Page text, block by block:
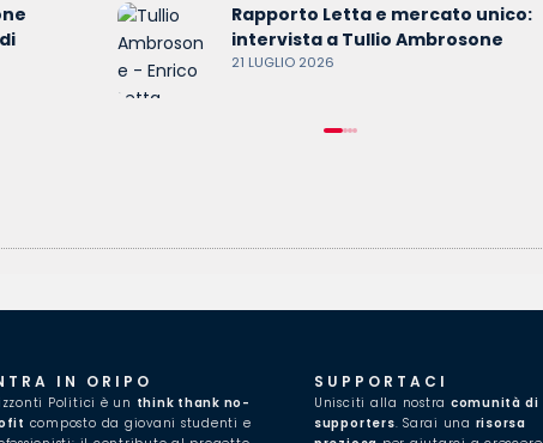
Rapporto Letta e mercato unico:
intervista a Tullio Ambrosone
21 LUGLIO 2026
IN ORIPO
Politici è un think thank no-
composto da giovani studenti e
SUPPORTACI
Unisciti alla nostra comunità di
supporters. Sarai una risorsa